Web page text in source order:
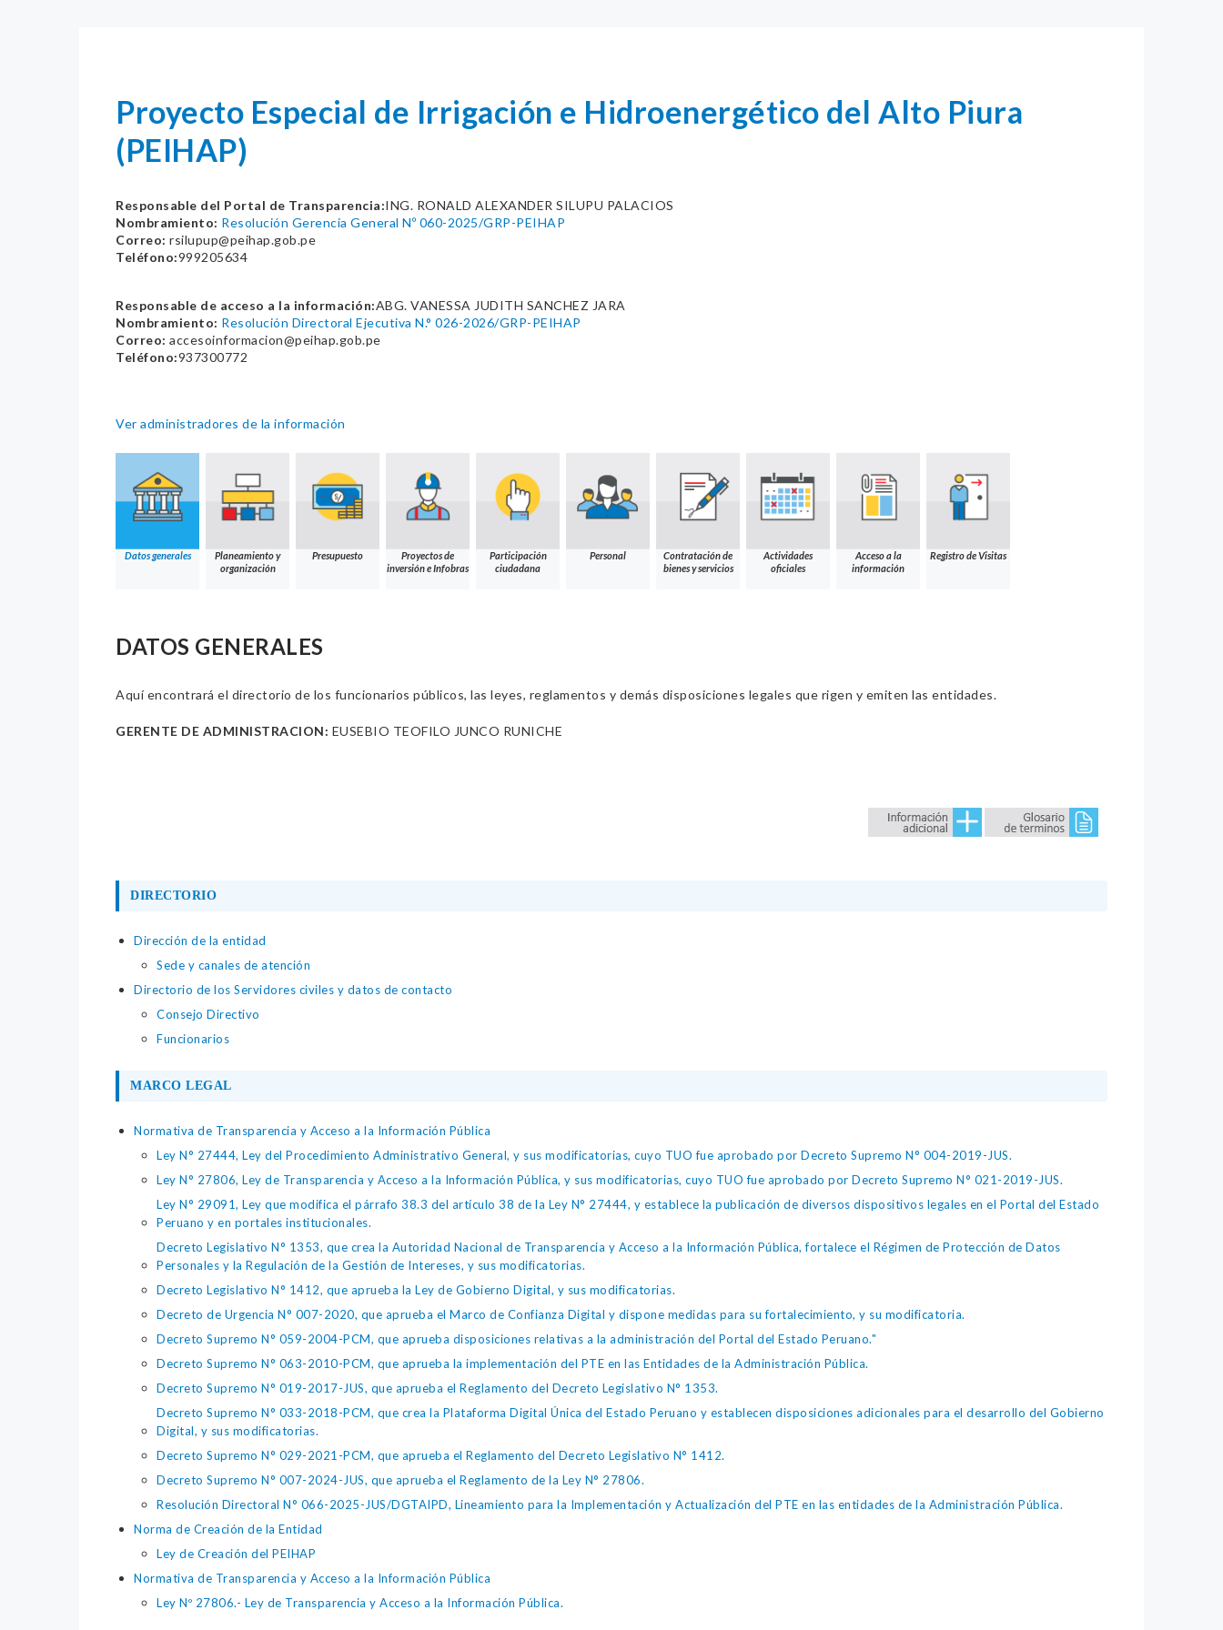
Proyecto Especial de Irrigación e Hidroenergético del Alto Piura
(PEIHAP)
Responsable del Portal de Transparencia:ING. RONALD ALEXANDER SILUPU PALACIOS
Nombramiento: Resolución Gerencia General Nº 060-2025/GRP-PEIHAP
Correo: rsilupup@peihap.gob.pe
Teléfono:999205634
Responsable de acceso a la información:ABG. VANESSA JUDITH SANCHEZ JARA
Nombramiento: Resolución Directoral Ejecutiva N.° 026-2026/GRP-PEIHAP
Correo: accesoinformacion@peihap.gob.pe
Teléfono:937300772
Ver administradores de la información
Datos generales
Planeamiento y
organización
Presupuesto
Proyectos de
inversión e Infobras
Participación
ciudadana
Personal
Contratación de
bienes y servicios
Actividades
oficiales
Acceso a la
información
Registro de Visitas
DATOS GENERALES
Aquí encontrará el directorio de los funcionarios públicos, las leyes, reglamentos y demás disposiciones legales que rigen y emiten las entidades.
GERENTE DE ADMINISTRACION: EUSEBIO TEOFILO JUNCO RUNICHE
DIRECTORIO
Dirección de la entidad
Sede y canales de atención
Directorio de los Servidores civiles y datos de contacto
Consejo Directivo
Funcionarios
MARCO LEGAL
Normativa de Transparencia y Acceso a la Información Pública
Ley N° 27444, Ley del Procedimiento Administrativo General, y sus modificatorias, cuyo TUO fue aprobado por Decreto Supremo N° 004-2019-JUS.
Ley N° 27806, Ley de Transparencia y Acceso a la Información Pública, y sus modificatorias, cuyo TUO fue aprobado por Decreto Supremo N° 021-2019-JUS.
Ley N° 29091, Ley que modifica el párrafo 38.3 del artículo 38 de la Ley N° 27444, y establece la publicación de diversos dispositivos legales en el Portal del Estado
Peruano y en portales institucionales.
Decreto Legislativo N° 1353, que crea la Autoridad Nacional de Transparencia y Acceso a la Información Pública, fortalece el Régimen de Protección de Datos
Personales y la Regulación de la Gestión de Intereses, y sus modificatorias.
Decreto Legislativo N° 1412, que aprueba la Ley de Gobierno Digital, y sus modificatorias.
Decreto de Urgencia N° 007-2020, que aprueba el Marco de Confianza Digital y dispone medidas para su fortalecimiento, y su modificatoria.
Decreto Supremo N° 059-2004-PCM, que aprueba disposiciones relativas a la administración del Portal del Estado Peruano."
Decreto Supremo N° 063-2010-PCM, que aprueba la implementación del PTE en las Entidades de la Administración Pública.
Decreto Supremo N° 019-2017-JUS, que aprueba el Reglamento del Decreto Legislativo N° 1353.
Decreto Supremo N° 033-2018-PCM, que crea la Plataforma Digital Única del Estado Peruano y establecen disposiciones adicionales para el desarrollo del Gobierno
Digital, y sus modificatorias.
Decreto Supremo N° 029-2021-PCM, que aprueba el Reglamento del Decreto Legislativo N° 1412.
Decreto Supremo N° 007-2024-JUS, que aprueba el Reglamento de la Ley N° 27806.
Resolución Directoral N° 066-2025-JUS/DGTAIPD, Lineamiento para la Implementación y Actualización del PTE en las entidades de la Administración Pública.
Norma de Creación de la Entidad
Ley de Creación del PEIHAP
Normativa de Transparencia y Acceso a la Información Pública
Ley Nº 27806.- Ley de Transparencia y Acceso a la Información Pública.